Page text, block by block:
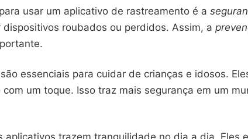
usar um aplicativo de rastreamento é a
dispositivos roubados ou perdidos. Assim, a
essenciais para cuidar de crianças e idosos.
um toque. Isso traz mais segurança em um